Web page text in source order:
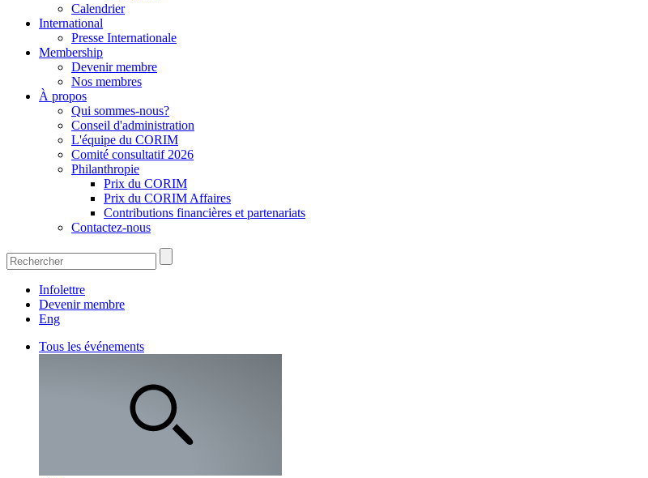
Calendrier
International
Presse Internationale
Membership
Devenir membre
Nos membres
À propos
Qui sommes-nous?
Conseil d'administration
L'équipe du CORIM
Comité consultatif 2026
Philanthropie
Prix du CORIM
Prix du CORIM Affaires
Contributions financières et partenariats
Contactez-nous
Infolettre
Devenir membre
Eng
Tous les événements